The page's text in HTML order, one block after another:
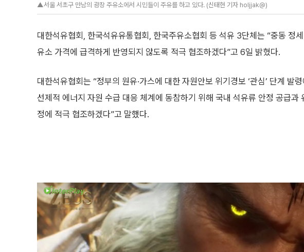
▲서울 서초구 만남의 광장 주유소에서 시민들이 주유를 하고 있다. (신태현 기자 holjjak@)
대한석유협회, 한국석유유통협회, 한국주유소협회 등 석유 3단체는 “중동 정
유소 가격에 급격하게 반영되지 않도록 적극 협조하겠다”고 6일 밝혔다.
대한석유협회는 “정부의 원유·가스에 대한 자원안보 위기경보 ‘관심’ 단계 발
선제적 에너지 자원 수급 대응 체계에 동참하기 위해 국내 석유류 안정 공급과
정에 적극 협조하겠다”고 말했다.